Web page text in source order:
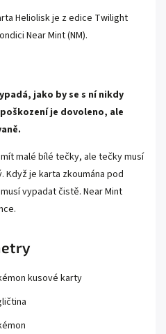
Heliolisk je z edice Twilight
Near Mint (NM).
jako by se s ní nikdy
je dovoleno, ale
malé bílé tečky, ale tečky musí
Když je karta zkoumána pod
vypadat čistě. Near Mint
kusové karty